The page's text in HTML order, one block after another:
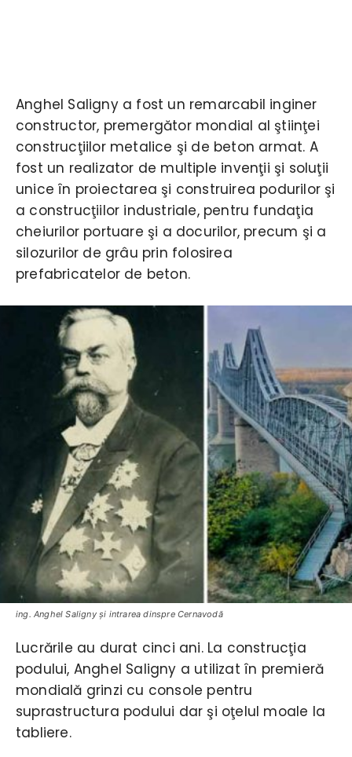
Anghel Saligny a fost un remarcabil inginer
constructor, premergător mondial al ştiinţei
construcţiilor metalice şi de beton armat. A
fost un realizator de multiple invenţii şi soluţii
unice în proiectarea şi construirea podurilor şi
a construcţiilor industriale, pentru fundaţia
cheiurilor portuare şi a docurilor, precum şi a
silozurilor de grâu prin folosirea
prefabricatelor de beton.
ing. Anghel Saligny şi intrarea dinspre Cernavodă
Lucrările au durat cinci ani. La construcţia
podului, Anghel Saligny a utilizat în premieră
mondială grinzi cu console pentru
suprastructura podului dar şi oţelul moale la
tabliere.